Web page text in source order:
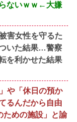
ないｗｗ←大嫌
害女性を守るた
いた結果…警察
を利かせた結果
や「休日の預か
るんだから自由
ための施設」と諭